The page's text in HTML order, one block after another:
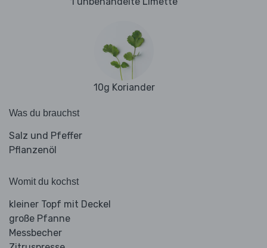
10g Koriander
Was du brauchst
Salz und Pfeffer
Pflanzenöl
Womit du kochst
kleiner Topf mit Deckel
große Pfanne
Messbecher